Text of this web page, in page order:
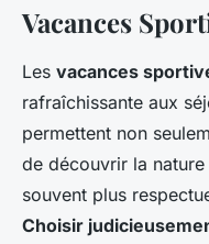
Hors des
vacances
Yanis•12 mars 2025• 5
Vacances
Les vacances
rafraîchissante aux
permettent non
de découvrir la nature
souvent plus
Choisir